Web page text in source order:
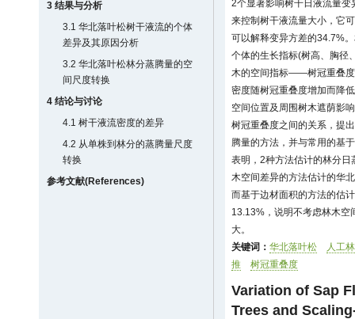
3 结果与分析
3.1 华北落叶松树干液流的个体
差异及其原因分析
3.2 华北落叶松林分蒸腾量的空
间尺度转换
4 结论与讨论
4.1 树干液流密度的差异
4.2 从单株到林分的蒸腾量尺度
转换
参考文献(References)
2个显著影响树干日液流量
来控制树干液流量大小，它
可以解释变异方差的34.7%
个体的生长指标(树高、胸径
木的空间指标——树冠重叠
密度随树冠重叠度增加而降
空间位置及周围树木遮荫影
树冠重叠度之间的关系，提
腾量的方法，并与常用的基
表明，2种方法估计的林分
木空间差异的方法估计的华
而基于边材面积的方法的估
13.13%，说明不考虑林木空
大。
关键词： 华北落叶松
人工林
推
树冠重叠度
Variation of Sap
Trees and